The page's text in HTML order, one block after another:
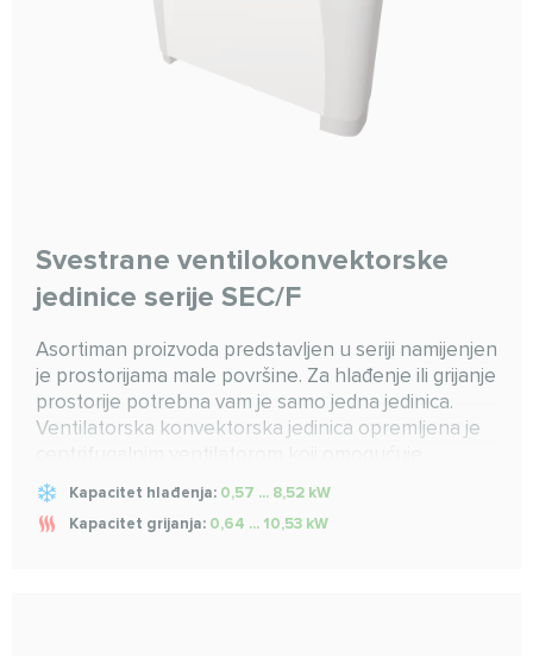
Svestrane ventilokonvektorske
jedinice serije SEC/F
Asortiman proizvoda predstavljen u seriji namijenjen
je prostorijama male površine. Za hlađenje ili grijanje
prostorije potrebna vam je samo jedna jedinica.
Ventilatorska konvektorska jedinica opremljena je
postizanje značajnog kapaciteta uz niske
karakteristike buke.
Kapacitet hlađenja: 0,57 ... 8,52 kW
Kapacitet grijanja: 0,64 ... 10,53 kW